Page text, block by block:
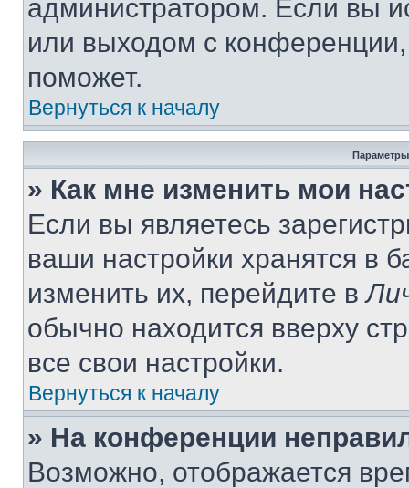
администратором. Если вы
или выходом с
поможет.
Вернуться к началу
Параметры
» Как мне изменить мои
Если вы являетесь
ваши настройки хранятся в
изменить их, перейдите в
обычно находится вверху
все свои настройки.
Вернуться к началу
» На конференции
Возможно, отображается